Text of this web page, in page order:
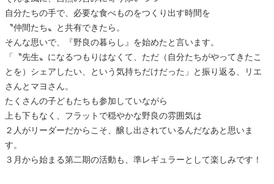
自分たちの手で、必要な食べものをつくり出す時間を
〝仲間たち〟と共有できたら。
そんな思いで、『野良の暮らし』を始めたと言います。
「〝先生〟になるつもりはなくて、ただ（自分たちがやってきたこ
とを）シェアしたい、という気持ちだけだった」と振り返る、リエ
さんとマヨさん。
たくさんの子どもたちも参加していながら
上も下もなく、フラットで穏やかな野良の雰囲気は
２人がリーダーだからこそ、醸し出されているんだなあと思いま
す。
３月から始まる第二期の活動も、準レギュラーとして楽しみです！